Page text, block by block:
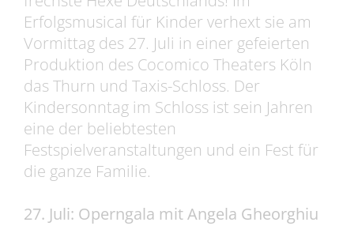
Erfolgsmusical für Kinder verhext sie am
Vormittag des 27. Juli in einer gefeierten
Produktion des Cocomico Theaters Köln
das Thurn und Taxis-Schloss. Der
Kindersonntag im Schloss ist sein Jahren
eine der beliebtesten
Festspielveranstaltungen und ein Fest für
die ganze Familie.
27. Juli: Operngala mit Angela Gheorghiu